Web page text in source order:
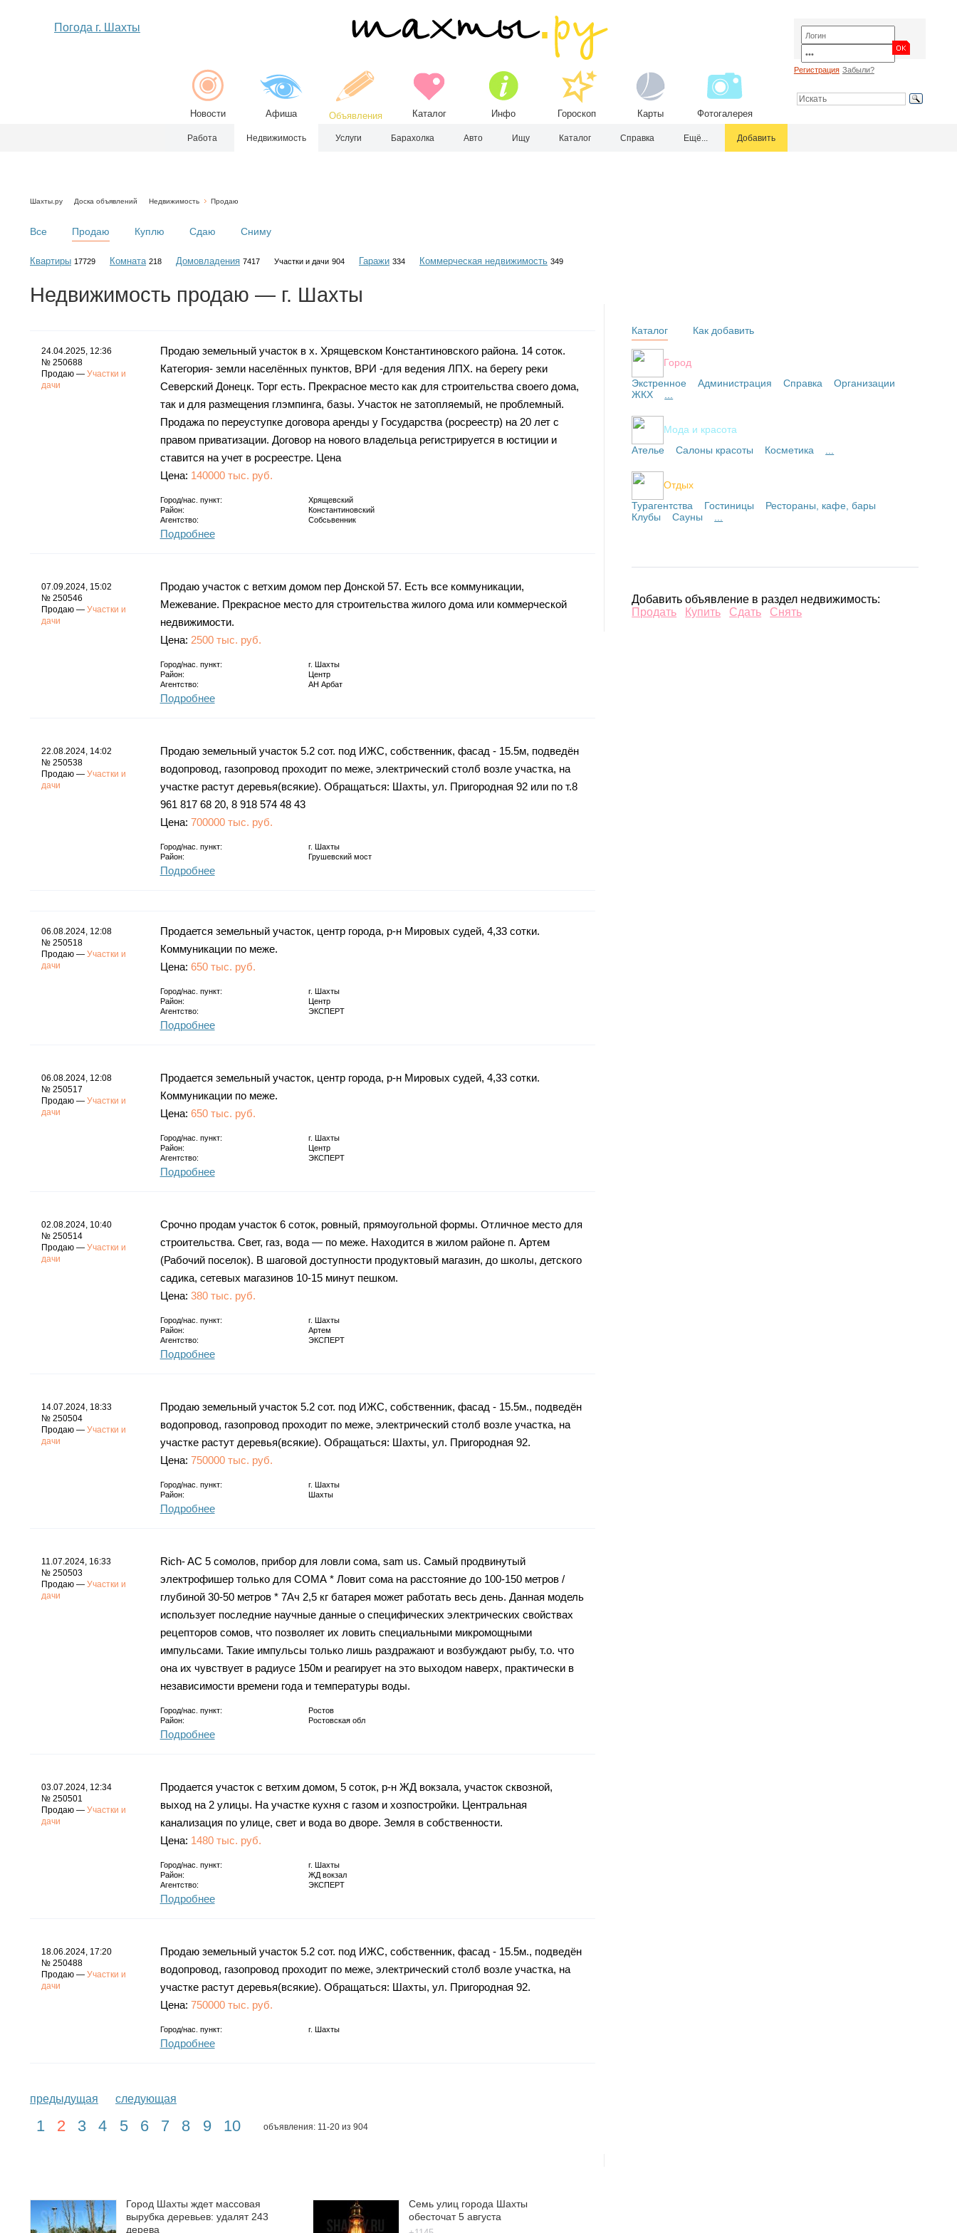
Погода г. Шахты
Новости Афиша Объявления Каталог Инфо Гороскоп Карты Фотогалерея
Регистрация Забыли?
Работа Недвижимость Услуги Барахолка Авто Ищу Каталог Справка Ещё... Добавить
Шахты.ру Доска объявлений Недвижимость Продаю
Все Продаю Куплю Сдаю Сниму
Квартиры 17729 Комната 218 Домовладения 7417 Участки и дачи 904 Гаражи 334 Коммерческая недвижимость 349
Недвижимость продаю — г. Шахты
24.04.2025, 12:36
№ 250688
Продаю — Участки и
дачи
Продаю земельный участок в х. Хрящевском Константиновского района. 14 соток.
Категория- земли населённых пунктов, ВРИ -для ведения ЛПХ. на берегу реки
Северский Донецк. Торг есть. Прекрасное место как для строительства своего дома,
так и для размещения глэмпинга, базы. Участок не затопляемый, не проблемный.
Продажа по переуступке договора аренды у Государства (росреестр) на 20 лет с
правом приватизации. Договор на нового владельца регистрируется в юстиции и
ставится на учет в росреестре. Цена
Цена: 140000 тыс. руб.
Город/нас. пункт:
Хрящевский
Район:
Константиновский
Агентство:
Собсьвенник
Подробнее
07.09.2024, 15:02
№ 250546
Продаю — Участки и
дачи
Продаю участок с ветхим домом пер Донской 57. Есть все коммуникации,
Межевание. Прекрасное место для строительства жилого дома или коммерческой
недвижимости.
Цена: 2500 тыс. руб.
Город/нас. пункт: г. Шахты
Район:
Центр
Агентство:
АН Арбат
Подробнее
22.08.2024, 14:02
№ 250538
Продаю — Участки и
дачи
Продаю земельный участок 5.2 сот. под ИЖС, собственник, фасад - 15.5м, подведён
водопровод, газопровод проходит по меже, электрический столб возле участка, на
участке растут деревья(всякие). Обращаться: Шахты, ул. Пригородная 92 или по т.8
961 817 68 20, 8 918 574 48 43
Цена: 700000 тыс. руб.
Город/нас. пункт: г. Шахты
Район:
Грушевский мост
Подробнее
06.08.2024, 12:08
№ 250518
Продаю — Участки и
дачи
Продается земельный участок, центр города, р-н Мировых судей, 4,33 сотки.
Коммуникации по меже.
Цена: 650 тыс. руб.
Город/нас. пункт: г. Шахты
Район:
Центр
Агентство:
ЭКСПЕРТ
Подробнее
06.08.2024, 12:08
№ 250517
Продаю — Участки и
дачи
Продается земельный участок, центр города, р-н Мировых судей, 4,33 сотки.
Коммуникации по меже.
Цена: 650 тыс. руб.
Город/нас. пункт: г. Шахты
Район:
Центр
Агентство:
ЭКСПЕРТ
Подробнее
02.08.2024, 10:40
№ 250514
Продаю — Участки и
дачи
Срочно продам участок 6 соток, ровный, прямоугольной формы. Отличное место для
строительства. Свет, газ, вода — по меже. Находится в жилом районе п. Артем
(Рабочий поселок). В шаговой доступности продуктовый магазин, до школы, детского
садика, сетевых магазинов 10-15 минут пешком.
Цена: 380 тыс. руб.
Город/нас. пункт: г. Шахты
Район:
Артем
Агентство:
ЭКСПЕРТ
Подробнее
14.07.2024, 18:33
№ 250504
Продаю — Участки и
дачи
Продаю земельный участок 5.2 сот. под ИЖС, собственник, фасад - 15.5м., подведён
водопровод, газопровод проходит по меже, электрический столб возле участка, на
участке растут деревья(всякие). Обращаться: Шахты, ул. Пригородная 92.
Цена: 750000 тыс. руб.
Город/нас. пункт: г. Шахты
Район:
Шахты
Подробнее
11.07.2024, 16:33
№ 250503
Продаю — Участки и
дачи
Rich- AC 5 сомолов, прибор для ловли сома, sam us. Самый продвинутый
электрофишер только для СОМА * Ловит сома на расстояние до 100-150 метров /
глубиной 30-50 метров * 7Ач 2,5 кг батарея может работать весь день. Данная модель
использует последние научные данные о специфических электрических свойствах
рецепторов сомов, что позволяет их ловить специальными микромощными
импульсами. Такие импульсы только лишь раздражают и возбуждают рыбу, т.о. что
она их чувствует в радиусе 150м и реагирует на это выходом наверх, практически в
независимости времени года и температуры воды.
Город/нас. пункт:
Ростов
Район:
Ростовская обл
Подробнее
03.07.2024, 12:34
№ 250501
Продаю — Участки и
дачи
Продается участок с ветхим домом, 5 соток, р-н ЖД вокзала, участок сквозной,
выход на 2 улицы. На участке кухня с газом и хозпостройки. Центральная
канализация по улице, свет и вода во дворе. Земля в собственности.
Цена: 1480 тыс. руб.
Город/нас. пункт: г. Шахты
Район:
ЖД вокзал
Агентство:
ЭКСПЕРТ
Подробнее
18.06.2024, 17:20
№ 250488
Продаю — Участки и
дачи
Продаю земельный участок 5.2 сот. под ИЖС, собственник, фасад - 15.5м., подведён
водопровод, газопровод проходит по меже, электрический столб возле участка, на
участке растут деревья(всякие). Обращаться: Шахты, ул. Пригородная 92.
Цена: 750000 тыс. руб.
Город/нас. пункт: г. Шахты
Подробнее
предыдущая следующая
1 2 3 4 5 6 7 8 9 10 объявления: 11-20 из 904
Каталог
Город
Экстренное
Администрация Справка
Организации
ЖКХ
Мода и красота
Ателье
Салоны красоты Косметика
Отдых
Турагентства
Гостиницы
Рестораны, кафе, бары
Клубы
Сауны
Как добавить
Добавить объявление в раздел недвижимость:
Продать
Купить Сдать Снять
Город Шахты ждет массовая
вырубка деревьев: удалят 243
дерева
Семь улиц города Шахты
обесточат 5 августа